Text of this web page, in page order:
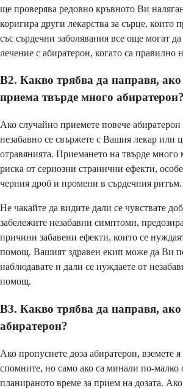
ще проверява редовно кръвното Ви
коригира други лекарства за сърце, които
със сърдечни заболявания все още могат да
лечение с абиратерон, когато са правилно
В2. Какво трябва да направя,
приема твърде много абиратерон?
Ако случайно приемете повече
незабавно се свържете с Вашия лекар или
отравянията. Приемането на твърде много
риска от сериозни странични ефекти,
черния дроб и промени в сърдечния ритъм.
Не чакайте да видите дали се чувствате
забележите незабавни симптоми,
причини забавени ефекти, които се
помощ. Вашият здравен екип може да Ви
наблюдавате и дали се нуждаете от
помощ.
В3. Какво трябва да направя, ако
абиратерон?
Ако пропуснете доза абиратерон, вземете
спомните, но само ако са минали по-малко
планираното време за прием на дозата.